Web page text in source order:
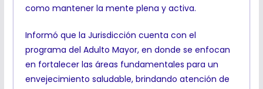
como mantener la mente plena y activa.
Informó que la Jurisdicción cuenta con el
programa del Adulto Mayor, en donde se enfocan
en fortalecer las áreas fundamentales para un
envejecimiento saludable, brindando atención de